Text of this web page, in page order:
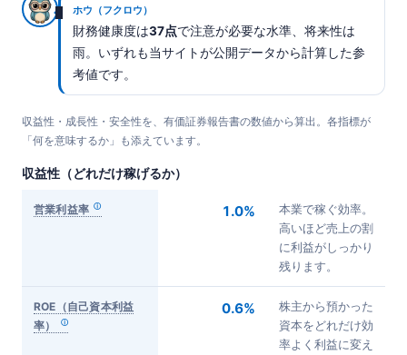
ホウ（フクロウ）
財務健康度は37点で注意が必要な水準、将来性は
雨。いずれも当サイトが公開データから計算した参
考値です。
収益性・成長性・安全性を、有価証券報告書の数値から算出。各指標が
「何を意味するか」も添えています。
収益性（どれだけ稼げるか）
営業利益率 1.0%
本業で稼ぐ効率。
高いほど売上の割
に利益がしっかり
残ります。
ROE（自己資本利益
率）
0.6%
株主から預かった
資本をどれだけ効
率よく利益に変え